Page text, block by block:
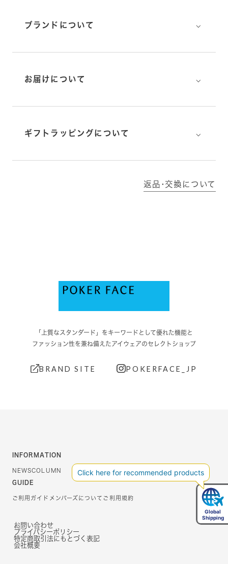
ブランドについて ⌵
お届けについて ⌵
ギフトラッピングについて ⌵
返品･交換について
「上質なスタンダード」をキーワードとして優れた機能と
ファッション性を兼ね備えたアイウェアのセレクトショップ
BRAND SITE POKERFACE_JP
INFORMATION
NEWSCOLUMN
GUIDE
ご利用ガイド メンバーズについて ご利用規約
お問い合わせ
プライバシーポリシー
特定商取引法にもとづく表記
会社概要